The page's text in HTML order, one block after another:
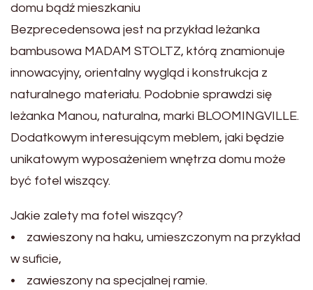
domu bądź mieszkaniu
Bezprecedensowa jest na przykład leżanka
bambusowa MADAM STOLTZ, którą znamionuje
innowacyjny, orientalny wygląd i konstrukcja z
naturalnego materiału. Podobnie sprawdzi się
leżanka Manou, naturalna, marki BLOOMINGVILLE.
Dodatkowym interesującym meblem, jaki będzie
unikatowym wyposażeniem wnętrza domu może
być fotel wiszący.
Jakie zalety ma fotel wiszący?
• zawieszony na haku, umieszczonym na przykład
w suficie,
• zawieszony na specjalnej ramie.